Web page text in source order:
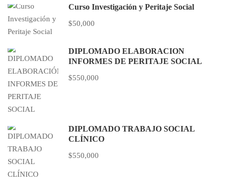
Curso Investigación y Peritaje Social
$50,000
DIPLOMADO ELABORACIÓN
INFORMES DE PERITAJE SOCIAL
$550,000
DIPLOMADO TRABAJO SOCIAL
CLÍNICO
$550,000